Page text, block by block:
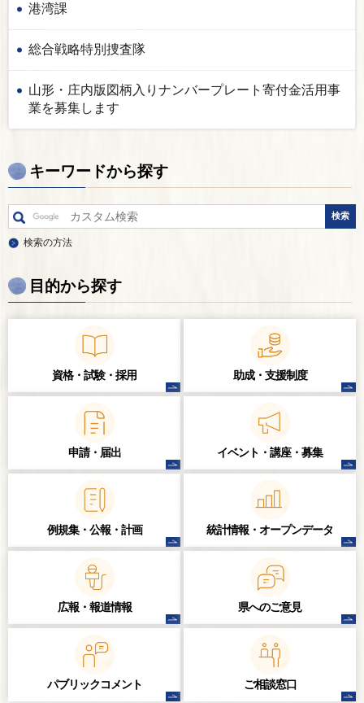
港湾課
総合戦略特別捜査隊
山形・庄内版図柄入りナンバープレート寄付金活用事
業を募集します
キーワードから探す
検索の方法
目的から探す
資格・試験・ 採用 助成・支援制度
申請・届出 イベント・講座・ 募集
例規集・公報・計画 統計情報・ オープンデータ
広報・報道情報 県へのご意見
パブリックコメント ご相談窓口